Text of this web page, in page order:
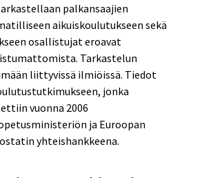
palkansaajien
aikuiskoulutukseen sekä
osallistujat eroavat
Tarkastelun
liittyvissä ilmiöissä. Tiedot
jonka
vuonna 2006
ja Euroopan
yhteishankkeena.